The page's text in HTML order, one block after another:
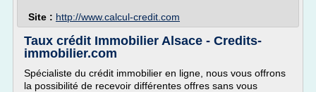
Site : http://www.calcul-credit.com
Taux crédit Immobilier Alsace - Credits-
immobilier.com
Spécialiste du crédit immobilier en ligne, nous vous offrons
la possibilité de recevoir différentes offres sans vous